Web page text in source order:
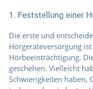
1. Feststellung einer
Die erste und
Hörgeräteversorgung
Hörbeeinträchtigung.
geschehen. Vielleicht
Schwierigkeiten haben,